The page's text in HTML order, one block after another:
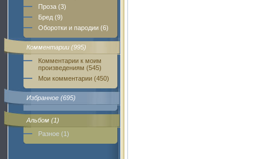
Проза (3)
Бред (9)
Оборотки и пародии (6)
Комментарии (995)
Комментарии к моим
произведениям (545)
Мои комментарии (450)
Избранное (695)
Альбом (1)
Разное (1)